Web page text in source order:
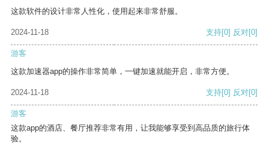
这款软件的设计非常人性化，使用起来非常舒服。
2024-11-18 支持[0] 反对[0]
游客
这款加速器app的操作非常简单，一键加速就能开启，非常方便。
2024-11-18 支持[0] 反对[0]
游客
这款app的酒店、餐厅推荐非常有用，让我能够享受到高品质的旅行体
验。